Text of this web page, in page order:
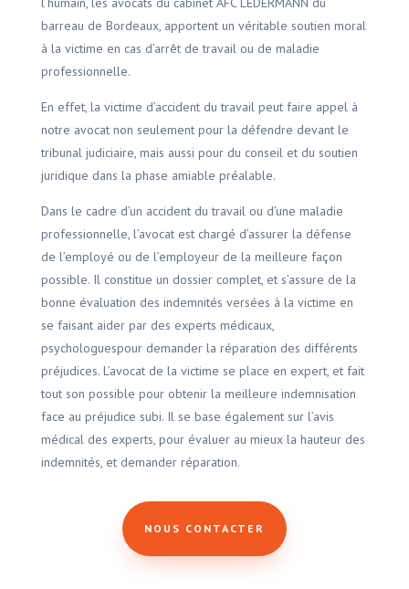
barreau de Bordeaux, apportent un véritable soutien moral
à la victime en cas d’arrêt de travail ou de maladie
professionnelle.
En effet, la victime d’accident du travail peut faire appel à
notre avocat non seulement pour la défendre devant le
tribunal judiciaire, mais aussi pour du conseil et du soutien
juridique dans la phase amiable préalable.
Dans le cadre d’un accident du travail ou d’une maladie
professionnelle, l’avocat est chargé d’assurer la défense
de l’employé ou de l’employeur de la meilleure façon
possible. Il constitue un dossier complet, et s’assure de la
bonne évaluation des indemnités versées à la victime en
se faisant aider par des experts médicaux,
psychologuespour demander la réparation des différents
préjudices. L’avocat de la victime se place en expert, et fait
tout son possible pour obtenir la meilleure indemnisation
face au préjudice subi. Il se base également sur l’avis
médical des experts, pour évaluer au mieux la hauteur des
indemnités, et demander réparation.
NOUS CONTACTER